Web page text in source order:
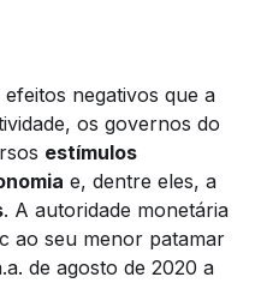
negativos que a
os governos do
estímulos
e, dentre eles, a
. A autoridade monetária
ao seu menor patamar
de agosto de 2020 a